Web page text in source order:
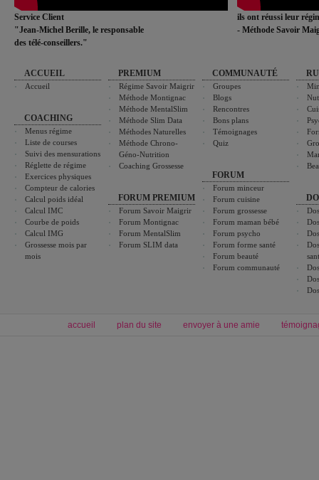
Service Client
"Jean-Michel Berille, le responsable
des télé-conseillers."
ils ont réussi leur
- Méthode Savoir
ACCUEIL
Accueil
COACHING
Menus régime
Liste de courses
Suivi des mensurations
Réglette de régime
Exercices physiques
Compteur de calories
Calcul poids idéal
Calcul IMC
Courbe de poids
Calcul IMG
Grossesse mois par
mois
PREMIUM
Régime Savoir Maigrir
Méthode Montignac
Méthode MentalSlim
Méthode Slim Data
Méthodes Naturelles
Méthode Chrono-
Géno-Nutrition
Coaching Grossesse
FORUM PREMIUM
Forum Savoir Maigrir
Forum Montignac
Forum MentalSlim
Forum SLIM data
COMMUNAUTÉ
Groupes
Blogs
Rencontres
Bons plans
Témoignages
Quiz
FORUM
Forum minceur
Forum cuisine
Forum grossesse
Forum maman bébé
Forum psycho
Forum forme santé
Forum beauté
Forum communauté
accueil plan du site envoyer à une amie